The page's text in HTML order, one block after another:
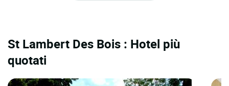
St Lambert Des Bois : Hotel più
quotati